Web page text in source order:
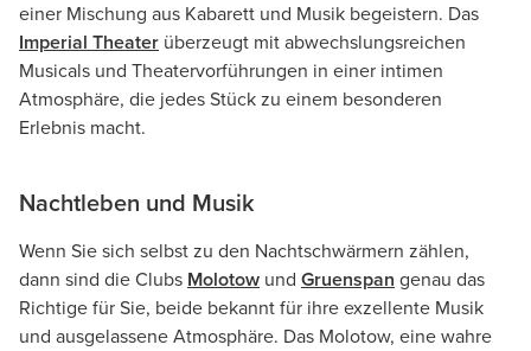
einer Mischung aus Kabarett und Musik begeistern. Das
Imperial Theater überzeugt mit abwechslungsreichen
Musicals und Theatervorführungen in einer intimen
Atmosphäre, die jedes Stück zu einem besonderen
Erlebnis macht.
Nachtleben und Musik
Wenn Sie sich selbst zu den Nachtschwärmern zählen,
dann sind die Clubs Molotow und Gruenspan genau das
Richtige für Sie, beide bekannt für ihre exzellente Musik
und ausgelassene Atmosphäre. Das Molotow, eine wahre